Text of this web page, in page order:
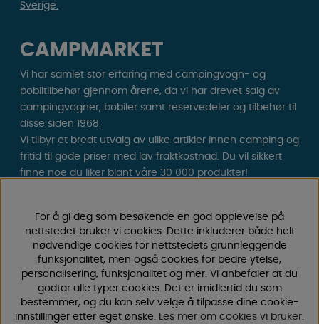
Sverige.
CAMPMARKET
Vi har samlet stor erfaring med campingvogn- og
bobiltilbehør gjennom årene, da vi har drevet salg av
campingvogner, bobiler samt reservedeler og tilbehør til
disse siden 1968.
Vi tilbyr et bredt utvalg av ulike artikler innen camping og
fritid til gode priser med lav fraktkostnad. Du vil sikkert
finne noe du liker blant våre 30 000 produkter!
nyheter og eksklusive tilbud. Campinglivet starter hos
For å gi deg som besøkende en god opplevelse på
nettstedet bruker vi cookies. Dette inkluderer både helt
nødvendige cookies for nettstedets grunnleggende
funksjonalitet, men også cookies for bedre ytelse,
personalisering, funksjonalitet og mer. Vi anbefaler at du
godtar alle typer cookies. Det er imidlertid du som
bestemmer, og du kan selv velge å tilpasse dine cookie-
innstillinger etter eget ønske. Les mer om cookies vi bruker.